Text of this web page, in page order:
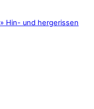
» Hin- und hergerissen